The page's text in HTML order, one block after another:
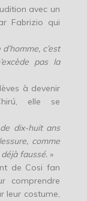
avec un
Fabrizio qui
c’est
pas la
à devenir
elle se
dix-huit ans
comme
faussé.»
de Cosi fan
comprendre
leur costume,